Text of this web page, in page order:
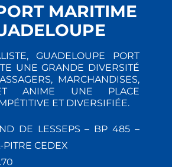
MARITIME
GUADELOUPE PORT
UNE GRANDE DIVERSITÉ
MARCHANDISES,
ANIME UNE PLACE
ET DIVERSIFIÉE.
DE LESSEPS – BP 485 –
CEDEX